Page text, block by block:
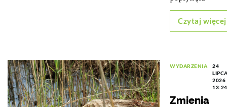
Czytaj więcej
WYDARZENIA
24
2026
13:24
Zmienia